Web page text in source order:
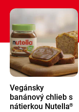
Vegánsky
banánový chlieb s
nátierkou Nutella®